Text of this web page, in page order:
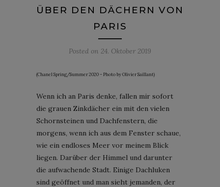
ÜBER DEN DÄCHERN VON
PARIS
Posted on 24. Oktober 2019
(Chanel Spring/Summer 2020 – Photo by Olivier Saillant)
Wenn ich an Paris denke, fallen mir sofort
die grauen Zinkdächer ein mit den vielen
Schornsteinen und Dachfenstern, die
morgens, wenn ich aus dem Fenster schaue,
wie ein endloses Meer vor meinem Blick
liegen. Darüber der Himmel und darunter
die aufwachende Stadt. Einige Dachluken
sind geöffnet und man sieht jemanden, der